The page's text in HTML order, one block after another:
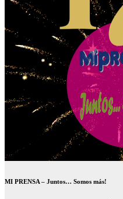
MI PRENSA – Juntos… Somos más!